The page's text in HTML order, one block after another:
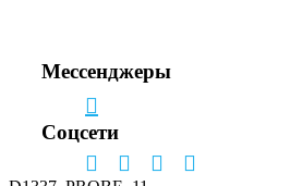
Мессенджеры
Соцсети